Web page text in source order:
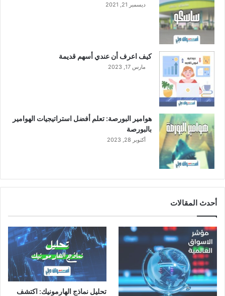
ديسمبر 21, 2021
كيف اعرف أن عندي أسهم قديمة
مارس 17, 2023
هوامير البورصة: تعلم أفضل استراتيجيات الهوامير
بالبورصة
أكتوبر 28, 2023
أحدث المقالات
تحليل نماذج الهارمونيك: اكتشف